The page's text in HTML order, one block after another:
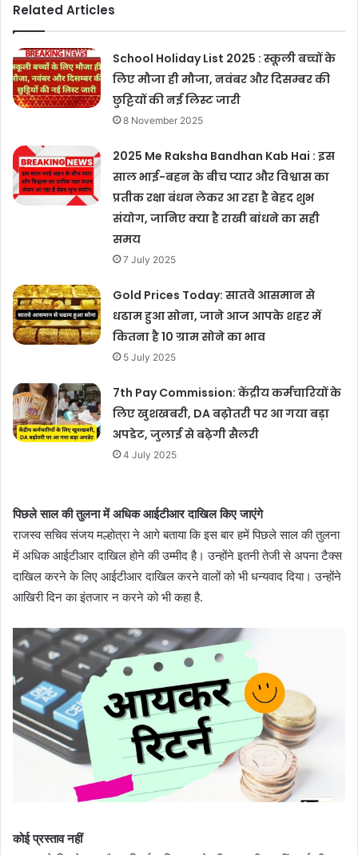
Related Articles
School Holiday List 2025 : स्कूली बच्चों के
लिए मौजा ही मौजा, नवंबर और दिसम्बर की
छुट्टियों की नई लिस्ट जारी
8 November 2025
2025 Me Raksha Bandhan Kab Hai : इस
साल भाई-बहन के बीच प्यार और विश्वास का
प्रतीक रक्षा बंधन लेकर आ रहा है बेहद शुभ
संयोग, जानिए क्या है राखी बांधने का सही
समय
7 July 2025
Gold Prices Today: सातवे आसमान से
धढाम हुआ सोना, जाने आज आपके शहर में
कितना है 10 ग्राम सोने का भाव
5 July 2025
7th Pay Commission: केंद्रीय कर्मचारियों के
लिए खुशखबरी, DA बढ़ोतरी पर आ गया बड़ा
अपडेट, जुलाई से बढ़ेगी सैलरी
4 July 2025
पिछले साल की तुलना में अधिक आईटीआर दाखिल किए जाएंगे
राजस्व सचिव संजय मल्होत्रा ​​ने आगे बताया कि इस बार हमें पिछले साल की तुलना
में अधिक आईटीआर दाखिल होने की उम्मीद है। उन्होंने इतनी तेजी से अपना टैक्स
दाखिल करने के लिए आईटीआर दाखिल करने वालों को भी धन्यवाद दिया। उन्होंने
आखिरी दिन का इंतजार न करने को भी कहा है.
कोई प्रस्ताव नहीं